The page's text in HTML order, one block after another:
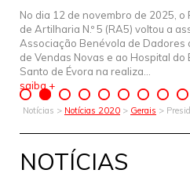
No dia 12 de novembro de 2025, o
de Artilharia N.º 5 (RA5) voltou a
Associação Benévola de Dadores
de Vendas Novas e ao Hospital do
Santo de Évora na realiza...
saiba +
Notícias > Notícias 2020 > Gerais >
NOTÍCIAS